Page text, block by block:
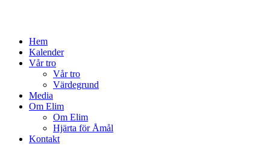
Hem
Kalender
Vår tro
Vår tro
Värdegrund
Media
Om Elim
Om Elim
Hjärta för Åmål
Kontakt